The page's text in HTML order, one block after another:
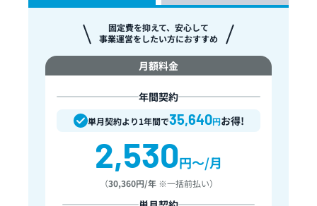
ベーシックプラン固定費を抑えて、安心して
事業運営をしたい方におすすめ
月額料金
年間契約
単月契約より1年間で35,640円お得!
2,530円〜/月
（30,360円/年※一括前払い）